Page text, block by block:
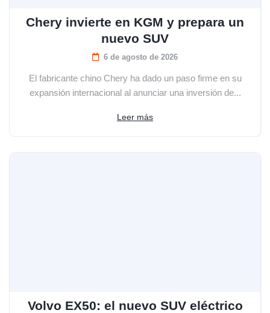
Chery invierte en KGM y prepara un
nuevo SUV
6 de agosto de 2026
El fabricante chino Chery ha dado un paso firme en su
expansión internacional al anunciar una inversión de...
Leer más
Volvo EX50: el nuevo SUV eléctrico